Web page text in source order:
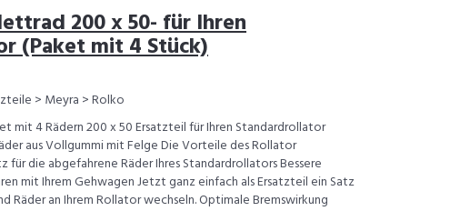
200 x 50- für Ihren
(Paket mit 4 Stück)
> Meyra > Rolko
mit 4 Rädern 200 x 50 Ersatzteil für Ihren Standardrollator
aus Vollgummi mit Felge Die Vorteile des Rollator
für die abgefahrene Räder Ihres Standardrollators Bessere
mit Ihrem Gehwagen Jetzt ganz einfach als Ersatzteil ein Satz
Räder an Ihrem Rollator wechseln. Optimale Bremswirkung